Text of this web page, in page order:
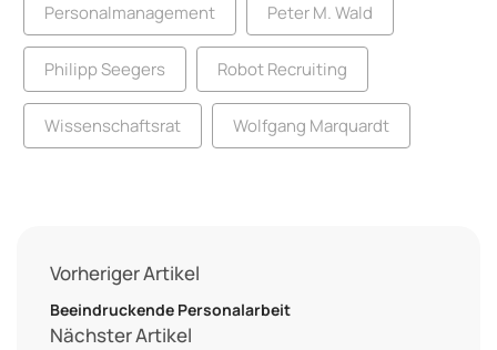
Personalmanagement Peter M. Wald
Philipp Seegers Robot Recruiting
Wissenschaftsrat Wolfgang Marquardt
Vorheriger Artikel
Beeindruckende Personalarbeit
Nächster Artikel